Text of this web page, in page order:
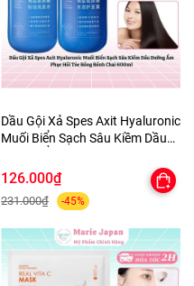
Dầu Gội Xả Spes Axit Hyaluronic
Muối Biển Sạch Sâu Kiềm Dầu
Bềnh Chai 600ml
126.000₫
231.000₫ -45%